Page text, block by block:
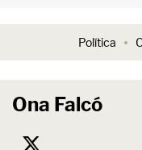
Política
Ona Falcó